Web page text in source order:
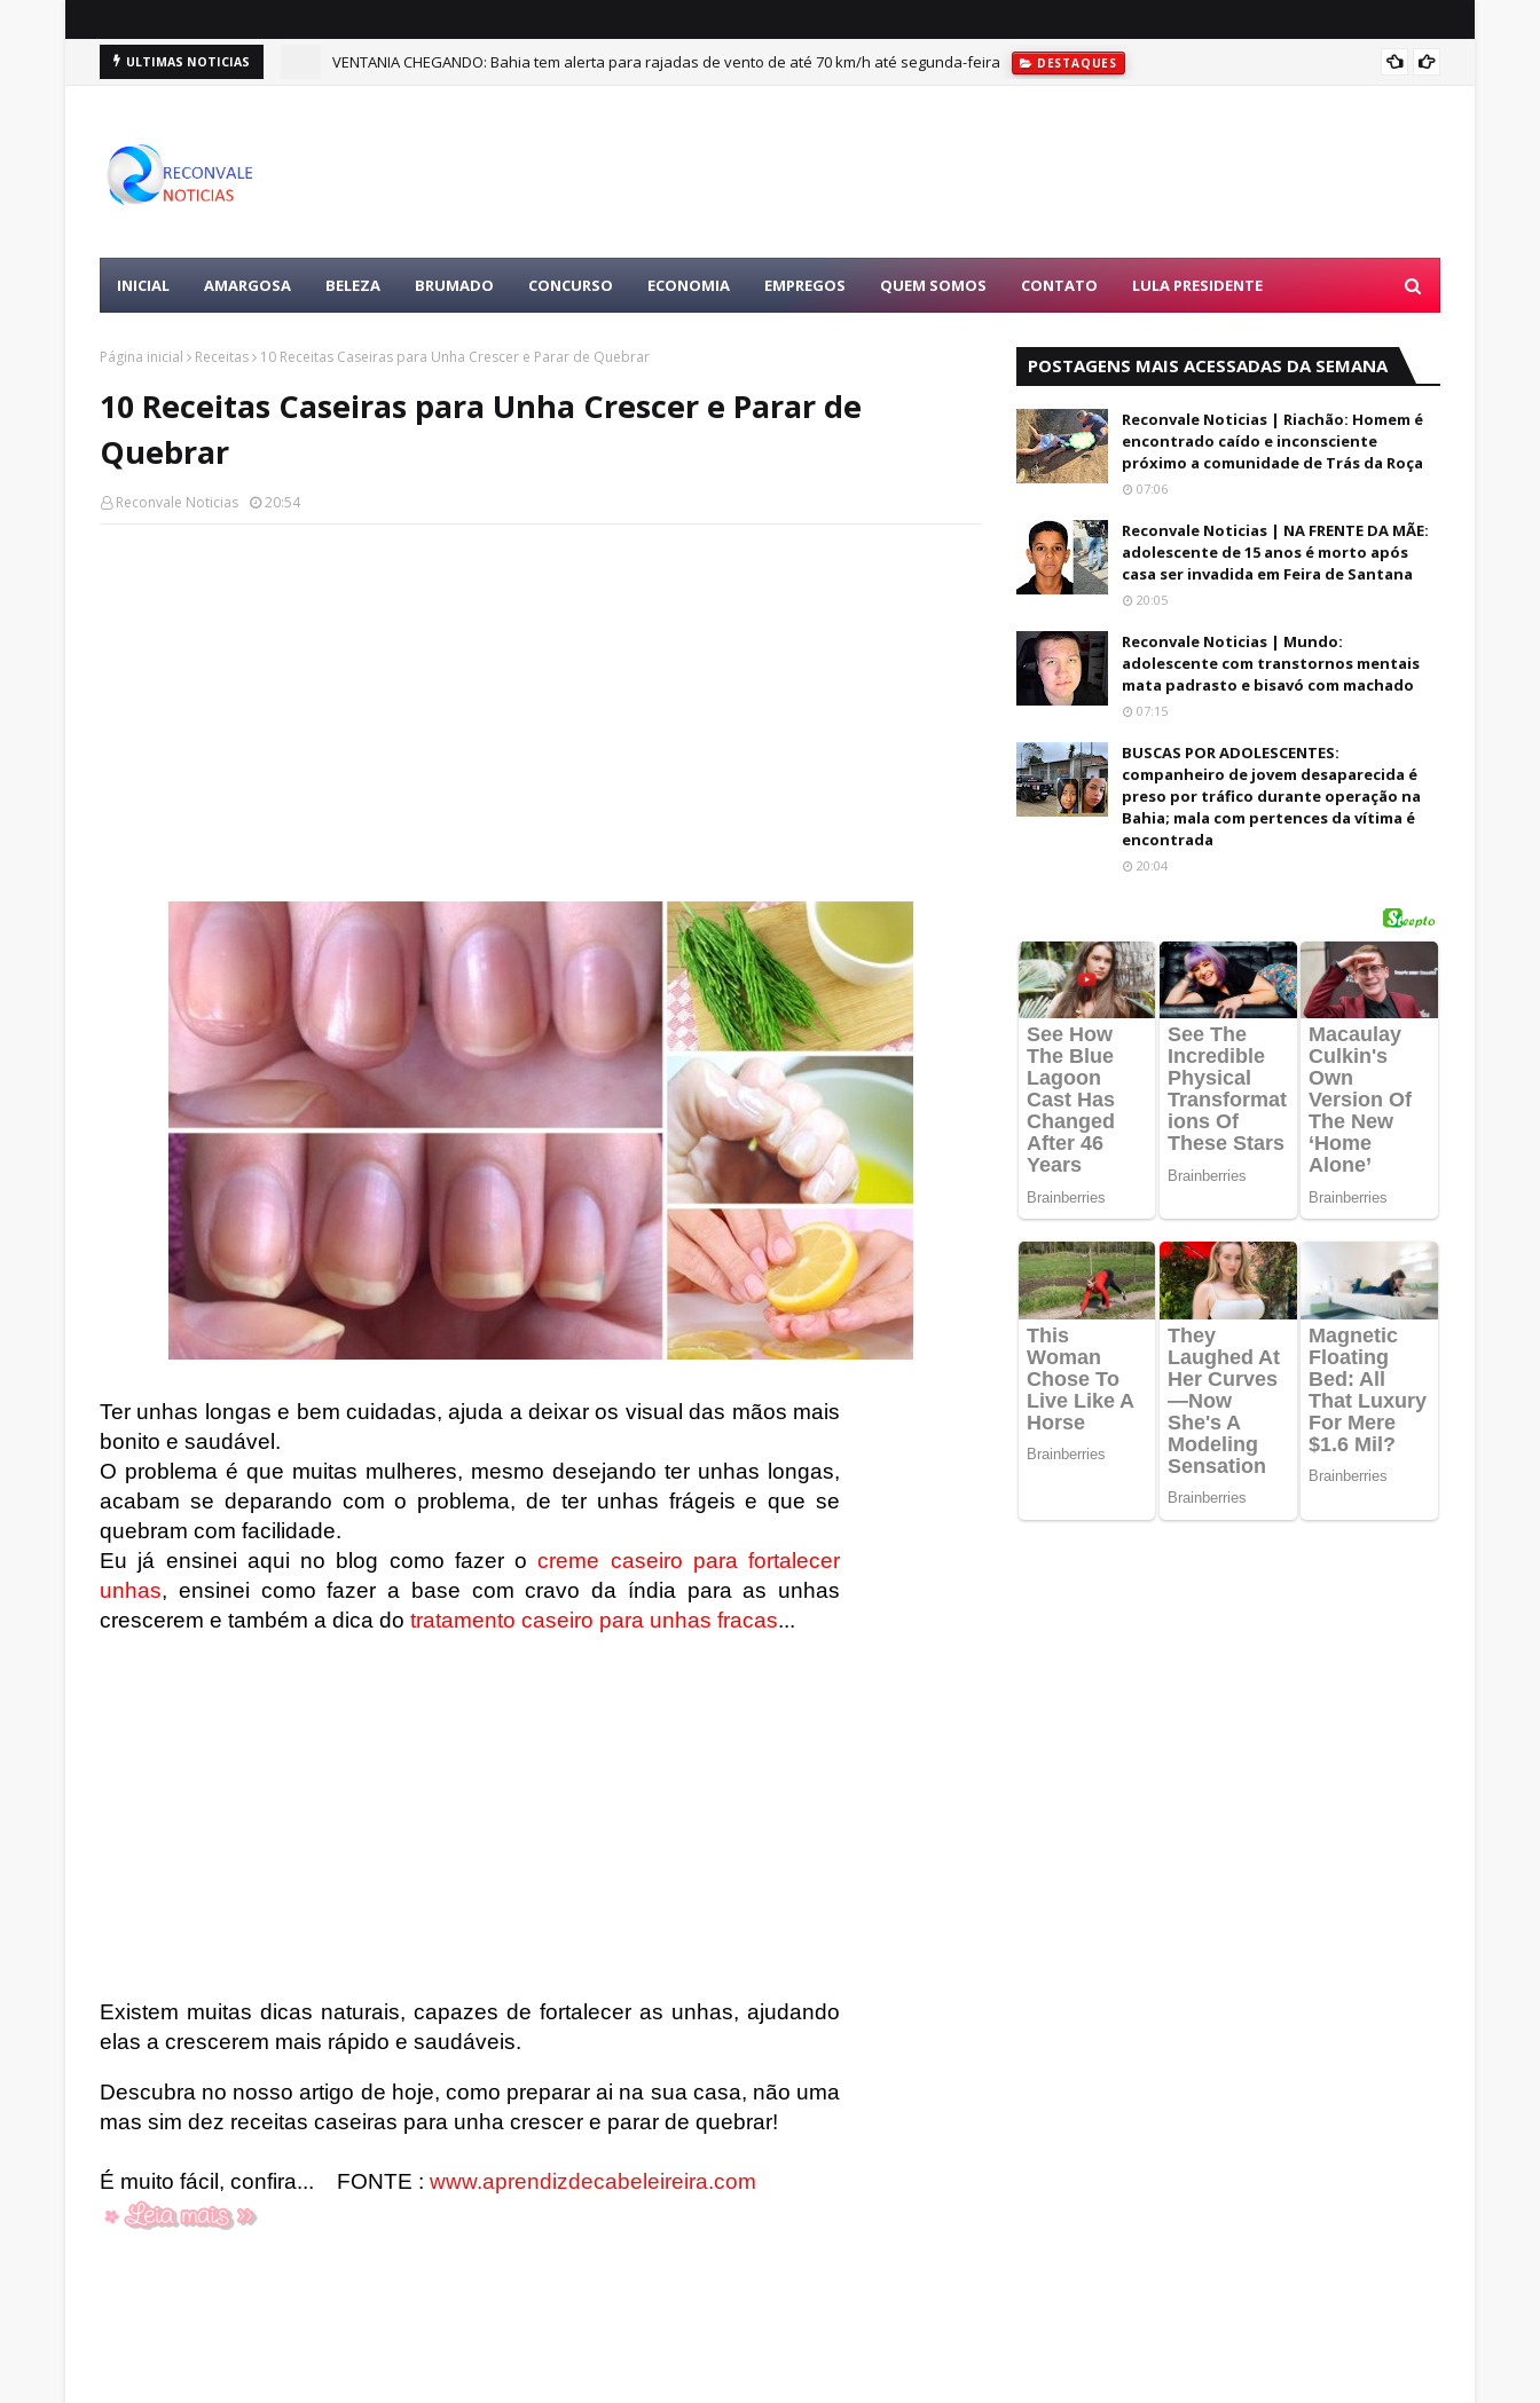
ULTIMAS NOTICIAS VENTANIA CHEGANDO: Bahia tem alerta para rajadas de vento de até 70 km/h até segunda-feira DESTAQUES
INICIAL AMARGOSA BELEZA BRUMADO CONCURSO ECONOMIA EMPREGOS QUEM SOMOS CONTATO LULA PRESIDENTE
Página inicial Receitas 10 Receitas Caseiras para Unha Crescer e Parar de Quebrar
10 Receitas Caseiras para Unha Crescer e Parar de
Quebrar
Reconvale Noticias 20:54
Ter unhas longas e bem cuidadas, ajuda a deixar os visual das mãos mais
bonito e saudável.
O problema é que muitas mulheres, mesmo desejando ter unhas longas,
acabam se deparando com o problema, de ter unhas frágeis e que se
quebram com facilidade.
Eu já ensinei aqui no blog como fazer ocreme caseiro para fortalecer
unhas, ensinei como fazer a base com cravo da índia para as unhas
crescerem e também a dica do tratamento caseiro para unhas fracas...
Existem muitas dicas naturais, capazes de fortalecer as unhas, ajudando
elas a crescerem mais rápido e saudáveis.
Descubra no nosso artigo de hoje, como preparar ai na sua casa, não uma
mas sim dez receitas caseiras para unha crescer e parar de quebrar!
É muito fácil, confira... FONTE : www.aprendizdecabeleireira.com
POSTAGENS MAIS ACESSADAS DA SEMANA
Reconvale Noticias | Riachão: Homem é
encontrado caído e inconsciente
próximo a comunidade de Trás da Roça
07:06
Reconvale Noticias | NA FRENTE DA MÃE:
adolescente de 15 anos é morto após
casa ser invadida em Feira de Santana
20:05
Reconvale Noticias | Mundo:
adolescente com transtornos mentais
mata padrasto e bisavó com machado
07:15
BUSCAS POR ADOLESCENTES:
companheiro de jovem desaparecida é
preso por tráfico durante operação na
Bahia; mala com pertences da vítima é
encontrada
20:04